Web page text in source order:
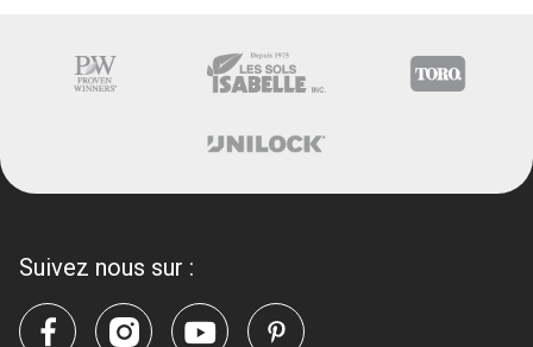
Suivez nous sur :